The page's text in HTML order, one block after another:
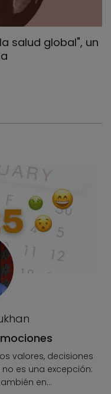
salud global", un
valores, decisiones
es una excepción:
en...